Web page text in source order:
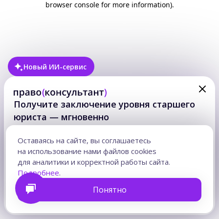
browser console for more information).
Новый ИИ-сервис
Получите заключение уровня старшего
юриста — мгновенно
Ответ на правовой вопрос — в формате готового
юридического заключения с аргументами
и учтенными рисками. На основе актуальной практики
и норм.
Часы на подготовку возвращаются для клиентов,
стратегии и сложных решений.
Получить заключение
Оставаясь на сайте, вы соглашаетесь
на использование нами файлов cookies
для аналитики и корректной работы сайта.
Подробнее.
Понятно